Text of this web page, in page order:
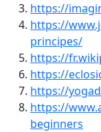
https://
https://
principes/
https://
https://
https://
https://
beginners